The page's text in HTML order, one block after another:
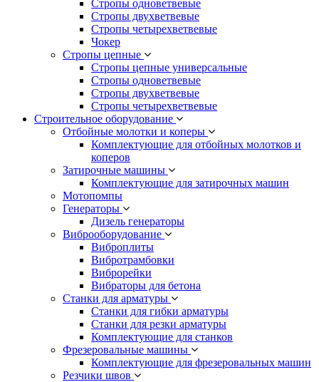
Стропы одноветвевые
Стропы двухветвевые
Стропы четырехветвевые
Чокер
Стропы цепные
Стропы цепные универсальные
Стропы одноветвевые
Стропы двухветвевые
Стропы четырехветвевые
Строительное оборудование
Отбойные молотки и коперы
Комплектующие для отбойных молотков и
коперов
Затирочные машины
Комплектующие для затирочных машин
Мотопомпы
Генераторы
Дизель генераторы
Виброоборудование
Виброплиты
Вибротрамбовки
Виброрейки
Вибраторы для бетона
Станки для арматуры
Станки для гибки арматуры
Станки для резки арматуры
Комплектующие для станков
Фрезеровальные машины
Комплектующие для фрезеровальных машин
Резчики швов